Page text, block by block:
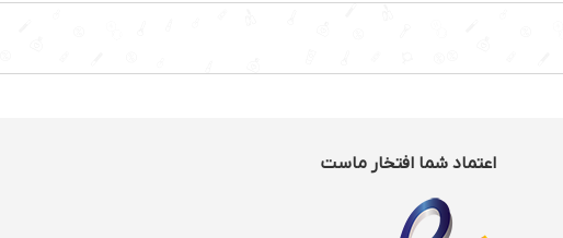
اعتماد شما افتخار ماست